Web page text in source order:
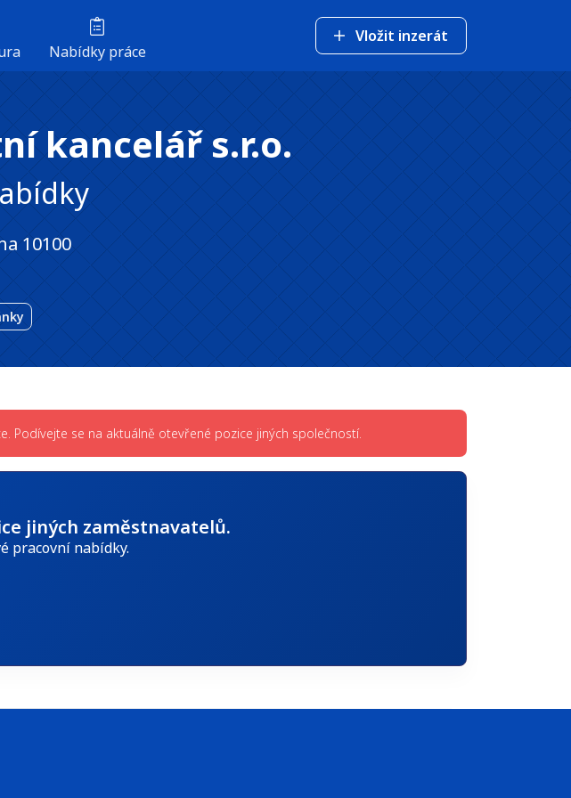
Nabídky práce
Vložit inzerát
kancelář s.r.o.
10100
Podívejte se na aktuálně otevřené pozice jiných společností.
jiných zaměstnavatelů.
pracovní nabídky.